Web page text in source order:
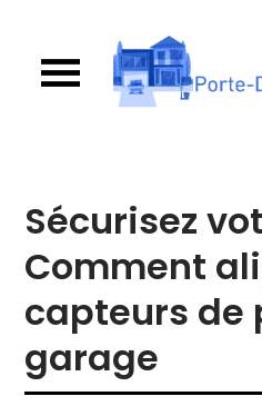
content
Sécurisez
Comment
capteurs de
garage